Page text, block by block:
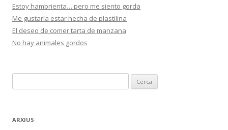
Estoy hambrienta… pero me siento gorda
Me gustaría estar hecha de plastilina
El deseo de comer tarta de manzana
No hay animales gordos
e
c
ARXIUS